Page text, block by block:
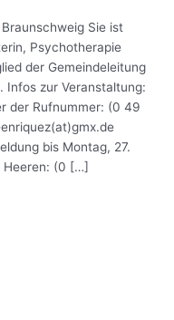
Sie ist
Psychotherapie
der Gemeindeleitung
Infos zur Veranstaltung:
der Rufnummer: (0 49
bis Montag, 27.
Heeren: (0 […]